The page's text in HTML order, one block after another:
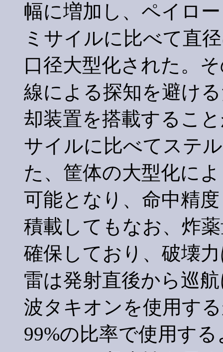
幅に増加し、ペイロ
ミサイルに比べて直
口径大型化された。
線による探知を避け
却装置を搭載するこ
サイルに比べてステ
た、筐体の大型化に
可能となり、命中精
積載してもなお、炸
確保しており、破壊
雷は発射直後から巡
波タキオンを使用す
99%の比率で使用す